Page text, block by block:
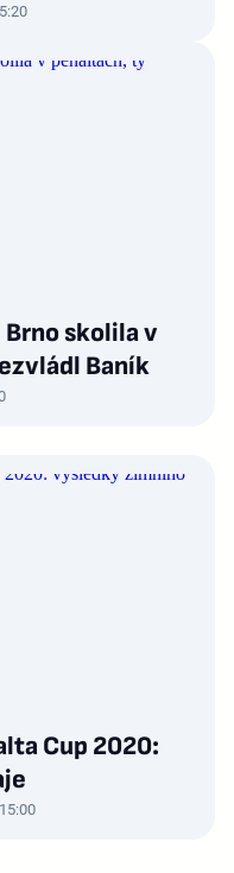
skolila v
Baník
Cup 2020:
15:00